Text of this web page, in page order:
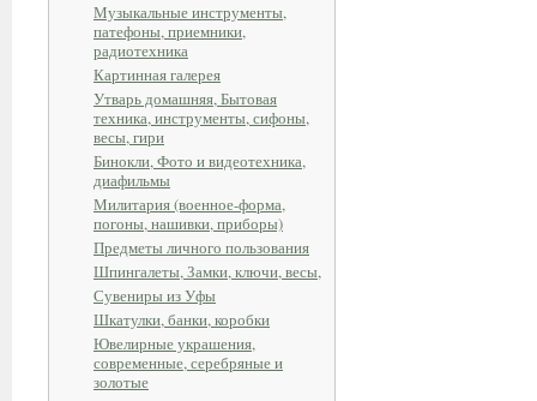
Музыкальные инструменты,
патефоны, приемники,
радиотехника
Картинная галерея
Утварь домашняя, Бытовая
техника, инструменты, сифоны,
весы, гири
Бинокли, Фото и видеотехника,
диафильмы
Милитария (военное-форма,
погоны, нашивки, приборы)
Предметы личного пользования
Шпингалеты, Замки, ключи, весы,
Сувениры из Уфы
Шкатулки, банки, коробки
Ювелирные украшения,
современные, серебряные и
золотые